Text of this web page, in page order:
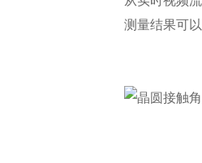
测量结果可